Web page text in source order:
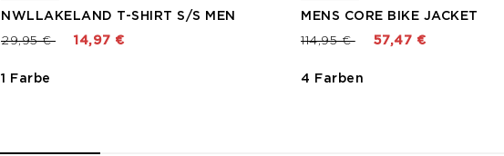
NWLLAKELAND T-SHIRT S/S MEN
Preis reduziert von
29,95 €bis 14,97 €
1 Farbe
MENS CORE BIKE JACKET
Preis reduziert von
114,95 €bis 57,47 €
4 Farben